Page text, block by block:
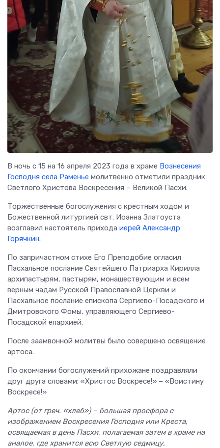
В ночь с 15 на 16 апреля 2023 года в храме Вознесения
Господня села Раменье молитвенно отметили праздник
Светлого Христова Воскресения – Великой Пасхи.
Торжественные богослужения с крестным ходом и
Божественной литургией свт. Иоанна Златоуста
возглавил настоятель прихода иерей Александр
Горячкин.
По запричастном стихе Его Преподобие огласил
Пасхальное послание Святейшего Патриарха Кирилла
архипастырям, пастырям, монашествующим и всем
верным чадам Русской Православной Церкви и
Пасхальное послание епископа Сергиево-Посадского и
Дмитровского Фомы, управляющего Сергиево-
Посадской епархией.
После заамвонной молитвы было совершено освящение
артоса.
По окончании богослужений прихожане поздравляли
друг друга словами: «Христос Воскресе!» – «Воистину
Воскресе!»
Артос (от греч. «хлеб») – большая просфора с
изображением Воскресения Господня или Креста,
освящаемая в день Пасхи, полагаемая затем в храме на
аналое, где хранится всю Светлую седмицу,